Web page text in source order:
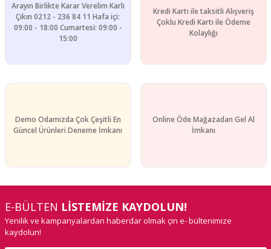
Arayın Birlikte Karar Verelim Karlı
Çıkın 0212 - 236 84 11 Hafa içi:
09:00 - 18:00 Cumartesi: 09:00 -
15:00
Kredi Kartı ile taksitli Alışveriş
Çoklu Kredi Kartı ile Ödeme
Kolaylığı
Demo Odamızda Çok Çeşitli En
Güncel Ürünleri Deneme İmkanı
Online Öde Mağazadan Gel Al
İmkanı
E-BÜLTEN LİSTEMİZE KAYDOLUN!
Yenilik ve kampanyalardan haberdar olmak çin e- bültenimize
kaydolun!